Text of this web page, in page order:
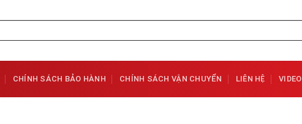
CHÍNH SÁCH BẢO HÀNH CHÍNH SÁCH VẬN CHUYỂN LIÊN HỆ VIDEO